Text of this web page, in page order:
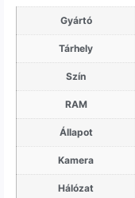
Gyártó
Tárhely
Szín
RAM
Állapot
Kamera
Hálózat